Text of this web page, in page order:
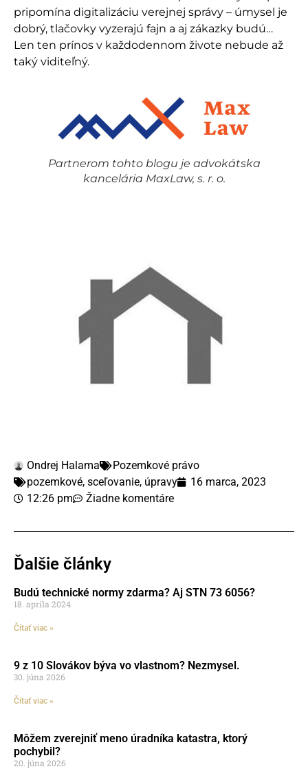
pripomína digitalizáciu verejnej správy – úmysel je
dobrý, tlačovky vyzerajú fajn a aj zákazky budú…
Len ten prínos v každodennom živote nebude až
taký viditeľný.
Partnerom tohto blogu je advokátska
kancelária MaxLaw, s. r. o.
Ondrej Halama
Pozemkové právo
pozemkové, sceľovanie, úpravy
16 marca, 2023
12:26 pm
Žiadne komentáre
Ďalšie články
Budú technické normy zdarma? Aj STN 73 6056?
18. apríla 2024
Čítať viac »
9 z 10 Slovákov býva vo vlastnom? Nezmysel.
30. júna 2026
Čítať viac »
Môžem zverejniť meno úradníka katastra, ktorý
pochybil?
20. júna 2026